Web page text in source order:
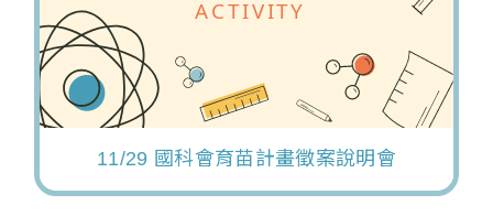
11/29 國科會育苗計畫徵案說明會